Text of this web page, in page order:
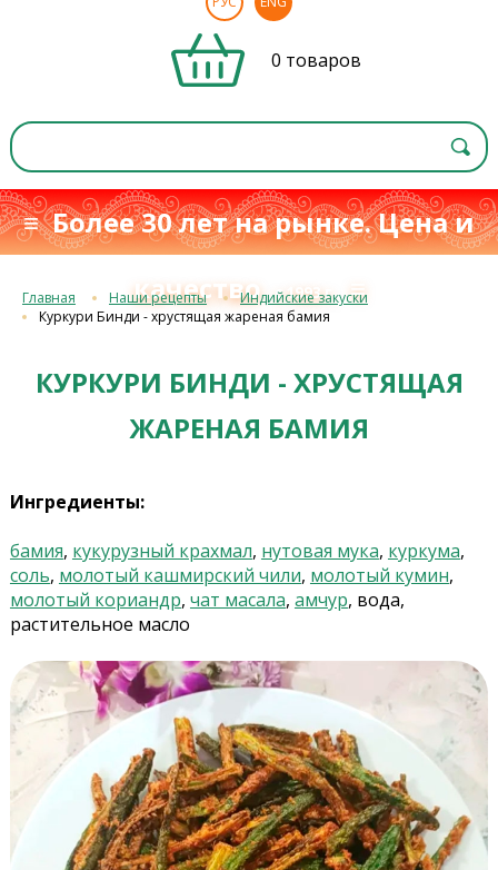
0 товаров
≡ Более 30 лет на рынке. Цена и
качествос 1993 г.≡
Главная Наши рецепты
Индийские закуски
Куркури Бинди - хрустящая жареная бамия
КУРКУРИ БИНДИ - ХРУСТЯЩАЯ
ЖАРЕНАЯ БАМИЯ
Ингредиенты:
бамия, кукурузный крахмал, нутовая мука, куркума,
соль, молотый кашмирский чили, молотый кумин,
молотый кориандр, чат масала, амчур, вода,
растительное масло